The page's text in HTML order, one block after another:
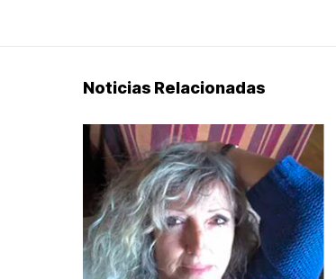
Noticias Relacionadas